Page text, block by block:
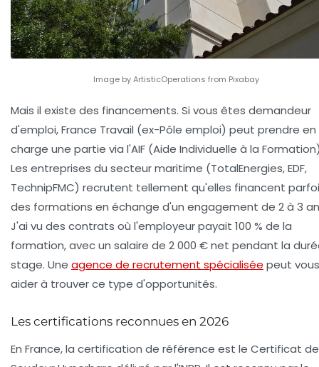
Image by ArtisticOperations from Pixabay
Mais il existe des financements. Si vous êtes demandeur
d'emploi,France Travail (ex-Pôle emploi) peut prendre en
charge une partie via l'AIF (Aide Individuelle à la
Les entreprises du secteur maritime (TotalEnergies, EDF,
TechnipFMC) recrutent tellement qu'elles financent
des formations en échange d'un engagement de 2 à 3
J'ai vu des contrats où l'employeur payait 100 % de la
formation, avec un salaire de 2 000 € net pendant la
stage. Une agence de recrutement spécialisée peut vous
aider à trouver ce type d'opportunités.
Les certifications reconnues en 2026
En France, la certification de référence est le Certificat de